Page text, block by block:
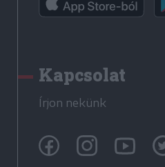
Kapcsolat
Írjon nekünk